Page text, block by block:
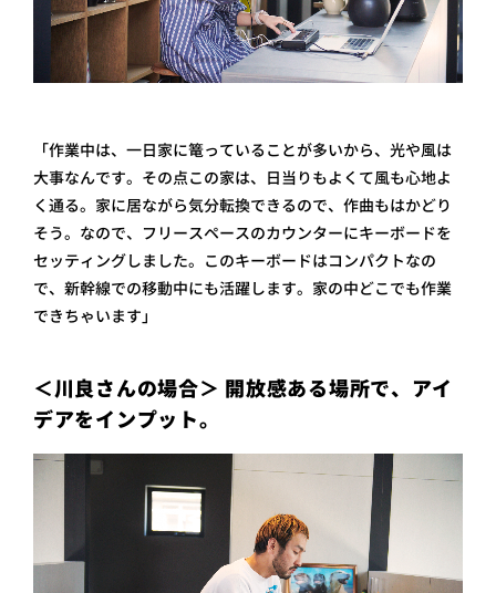
「作業中は、一日家に篭っていることが多いから、光や風は
大事なんです。その点この家は、日当りもよくて風も心地よ
く通る。家に居ながら気分転換できるので、作曲もはかどり
そう。なので、フリースペースのカウンターにキーボードを
セッティングしました。このキーボードはコンパクトなの
で、新幹線での移動中にも活躍します。家の中どこでも作業
できちゃいます」
＜川良さんの場合＞ 開放感ある場所で、アイ
デアをインプット。